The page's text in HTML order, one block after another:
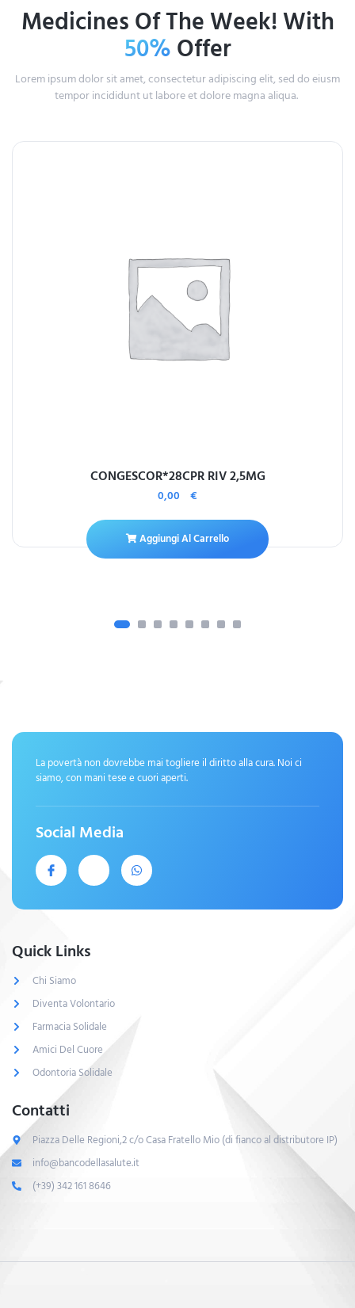
Medicines Of The Week! With
50%Offer
Lorem ipsum dolor sit amet, consectetur adipiscing elit, sed do eiusm
tempor incididunt ut labore et dolore magna aliqua.
CONGESCOR*28CPR RIV 2,5MG
0,00 €
Aggiungi Al Carrello
La povertà non dovrebbe mai togliere il diritto alla cura. Noi ci
siamo, con mani tese e cuori aperti.
Social Media
Quick Links
Chi Siamo
Diventa Volontario
Farmacia Solidale
Amici Del Cuore
Odontoria Solidale
Contatti
Piazza Delle Regioni,2 c/o Casa Fratello Mio (di fianco al distributore IP)
info@bancodellasalute.it
(+39) 342 161 8646